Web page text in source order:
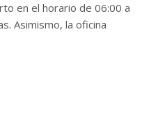
en el horario de 06:00 a
Asimismo, la oficina